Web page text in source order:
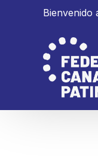
Bienvenido